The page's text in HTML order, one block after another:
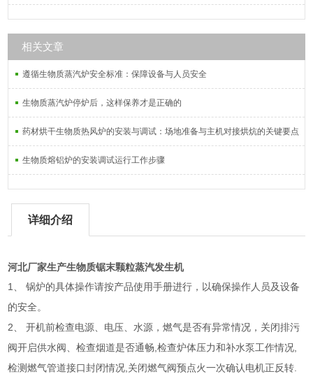
相关文章
遵循生物质蒸汽炉安全标准：保障设备与人员安全
生物质蒸汽炉停炉后，这样保养才是正确的
药材烘干生物质热风炉的安装与调试：场地准备与主机对接烘炕的关键要点
生物质熔铝炉的安装调试运行工作步骤
详细介绍
河北厂家生产生物质锯末颗粒蒸汽发生机
1 、
锅炉的具体操作请按产品使用手册进行，以确保操作人员及设备
的安全。
2、
开机前检查电源、电压、水源，燃气是否有异常情况，关闭排污
阀开启供水阀、检查烟道是否通畅 ,检查炉体压力和补水泵工作情况
检测燃气管道接口封闭情况 关闭燃气阀预点火一次确认电机正反转